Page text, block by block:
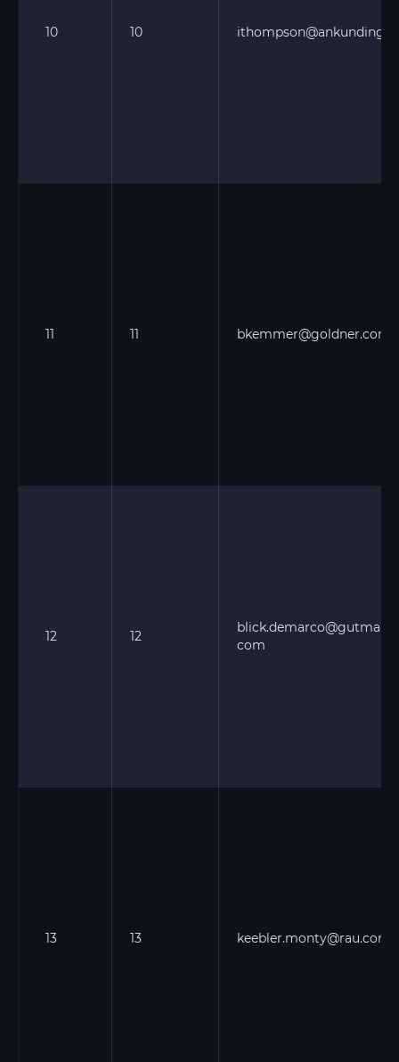
10 10
11 11 bkemmer@goldner.com
12 12
blick.demarco@gutmann.
com
13 13 keebler.monty@rau.com